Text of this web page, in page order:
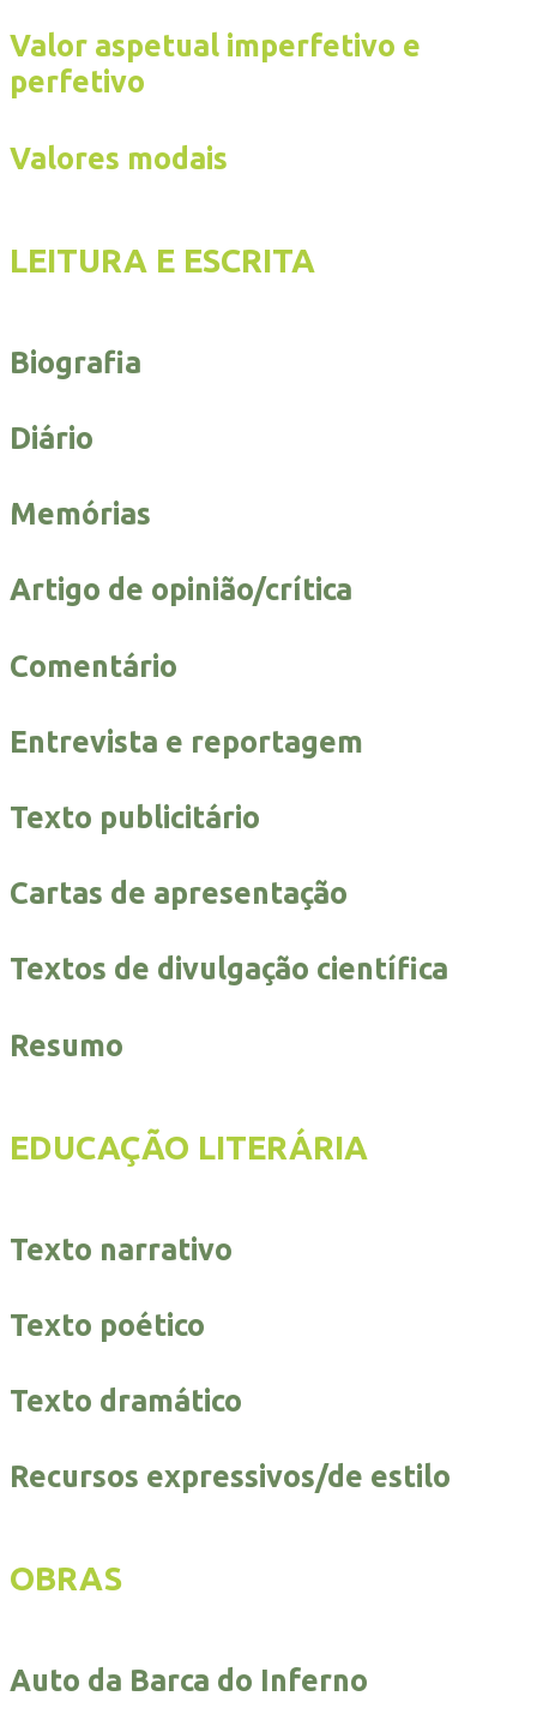
Valor aspetual imperfetivo e
perfetivo
Valores modais
LEITURA E ESCRITA
Biografia
Diário
Memórias
Artigo de opinião/crítica
Comentário
Entrevista e reportagem
Texto publicitário
Cartas de apresentação
Textos de divulgação científica
Resumo
EDUCAÇÃO LITERÁRIA
Texto narrativo
Texto poético
Texto dramático
Recursos expressivos/de estilo
OBRAS
Auto da Barca do Inferno